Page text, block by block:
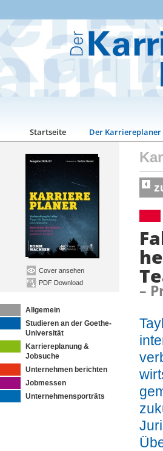
Startseite Der Karriereplaner
Cover ansehen
PDF Download
Allgemein
Studieren an der Goethe-
Universität
Karriereplanung &
Jobsuche
Unternehmen berichten
Jobmessen
Unternehmensporträts
–